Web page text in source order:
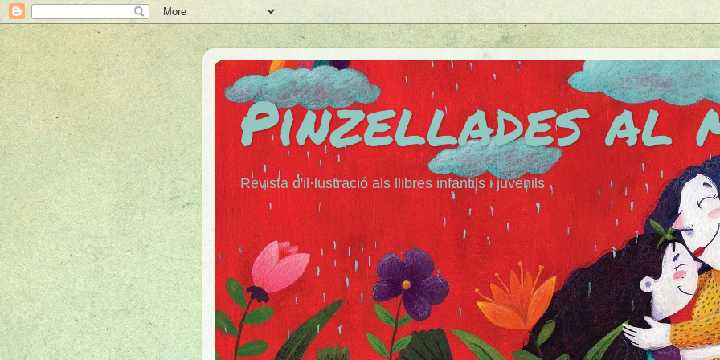
Pinzellades al
Revista d'il·lustració als llibres infantils i juvenils